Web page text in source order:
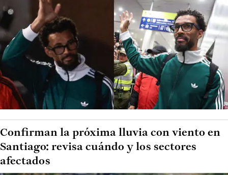
Confirman la próxima lluvia con viento en
Santiago: revisa cuándo y los sectores
afectados